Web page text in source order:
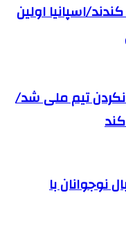
اسپانیا اولین
تیم ملی شد/
نوجوانان با